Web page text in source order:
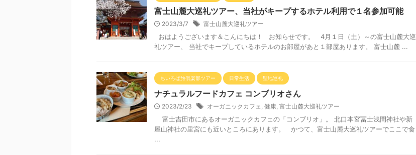
富士山麓大巡礼ツアー、当社がキープするホテル利用で１名参加可能
2023/3/7 富士山麓大巡礼ツアー
おはようございます＆こんにちは！ お知らせです。 4月１日（土）～の富士山麓大巡
礼ツアー、 当社でキープしているホテルのお部屋があと１部屋あります。 富士山麓 ...
ちいろば旅倶楽部ツアー 日常生活 聖地巡礼
ナチュラルフードカフェ コンブリオさん
2023/2/23 オーガニックカフェ, 健康, 富士山麓大巡礼ツアー
富士吉田市にあるオーガニックカフェの「コンブリオ」。 北口本宮冨士浅間神社や新
屋山神社の里宮にも近いところにあります。 かつて、富士山麓大巡礼ツアーでここで食
...